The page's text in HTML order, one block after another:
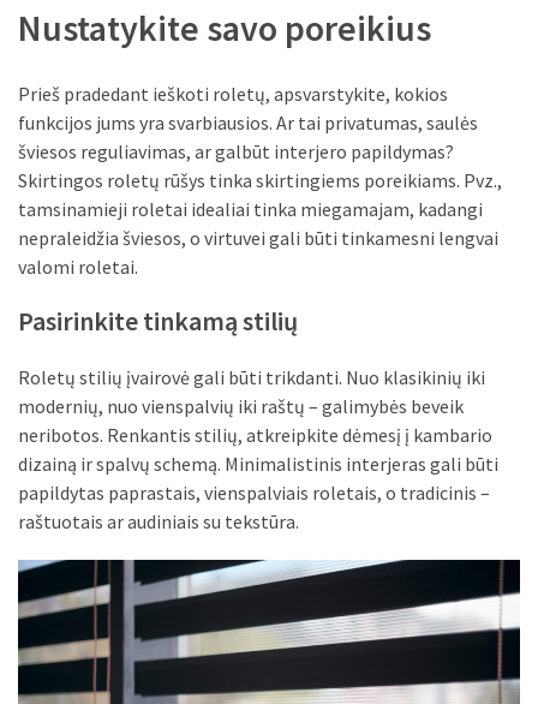
kad
gedimo
neieškojo
Krovinių
pervežimas
Suomijos:
kiek
trunka
pristatymas?
MOST
USED
Patarimai
Prekės
Nustatykite savo poreikius
Prieš pradedant ieškoti roletų, apsvarstykite, kokios
funkcijos jums yra svarbiausios. Ar tai privatumas, saulės
šviesos reguliavimas, ar galbūt interjero papildymas?
Skirtingos roletų rūšys tinka skirtingiems poreikiams. Pvz.,
tamsinamieji roletai idealiai tinka miegamajam, kadangi
nepraleidžia šviesos, o virtuvei gali būti tinkamesni lengvai
valomi roletai.
Pasirinkite tinkamą stilių
Roletų stilių įvairovė gali būti trikdanti. Nuo klasikinių iki
modernių, nuo vienspalvių iki raštų – galimybės beveik
neribotos. Renkantis stilių, atkreipkite dėmesį į kambario
dizainą ir spalvų schemą. Minimalistinis interjeras gali būti
papildytas paprastais, vienspalviais roletais, o tradicinis –
raštuotais ar audiniais su tekstūra.